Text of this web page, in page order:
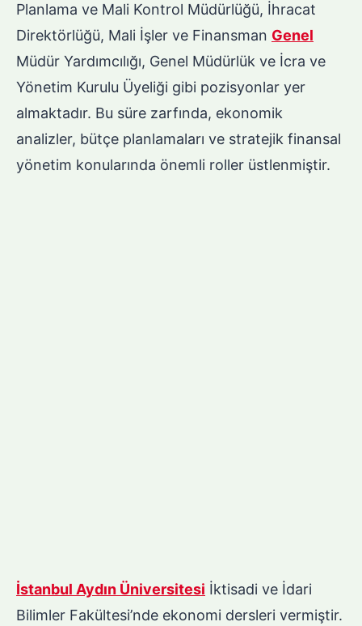
Planlama ve Mali Kontrol Müdürlüğü, İhracat
Direktörlüğü, Mali İşler ve Finansman Genel
Müdür Yardımcılığı, Genel Müdürlük ve İcra ve
Yönetim Kurulu Üyeliği gibi pozisyonlar yer
almaktadır. Bu süre zarfında, ekonomik
analizler, bütçe planlamaları ve stratejik finansal
yönetim konularında önemli roller üstlenmiştir.
İstanbul Aydın Üniversitesi İktisadi ve İdari
Bilimler Fakültesi’nde ekonomi dersleri vermiştir.